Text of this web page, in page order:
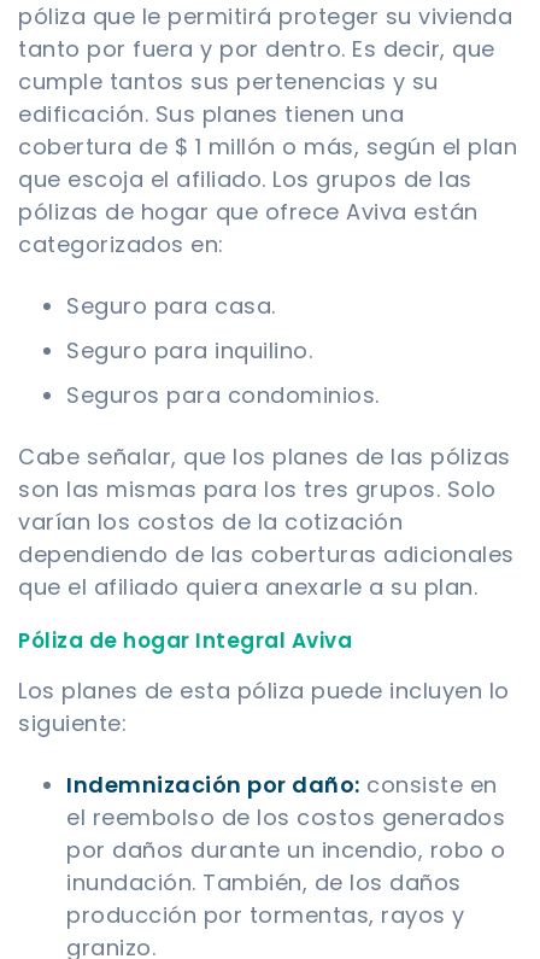
póliza que le permitirá proteger su vivienda
tanto por fuera y por dentro. Es decir, que
cumple tantos sus pertenencias y su
edificación. Sus planes tienen una
cobertura de $ 1 millón o más, según el plan
que escoja el afiliado. Los grupos de las
pólizas de hogar que ofrece Aviva están
categorizados en:
Seguro para casa.
Seguro para inquilino.
Seguros para condominios.
Cabe señalar, que los planes de las pólizas
son las mismas para los tres grupos. Solo
varían los costos de la cotización
dependiendo de las coberturas adicionales
que el afiliado quiera anexarle a su plan.
Póliza de hogar Integral Aviva
Los planes de esta póliza puede incluyen lo
siguiente:
Indemnización por daño: consiste en
el reembolso de los costos generados
por daños durante un incendio, robo o
inundación. También, de los daños
producción por tormentas, rayos y
granizo.